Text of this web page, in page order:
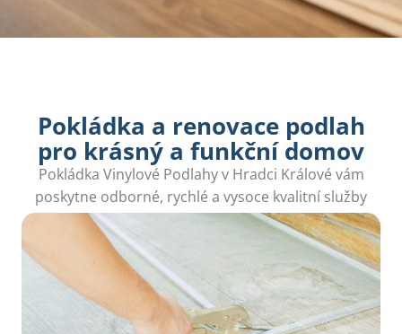
Pokládka a renovace podlah
pro krásný a funkční domov
Pokládka Vinylové Podlahy v Hradci Králové vám
poskytne odborné, rychlé a vysoce kvalitní služby
pro vaši domácnost.